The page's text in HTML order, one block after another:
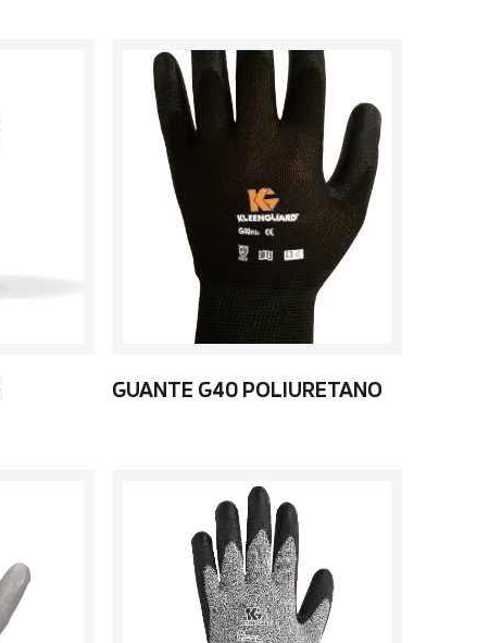
GUANTE G40 POLIURETANO